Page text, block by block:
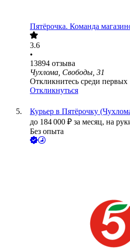
Пятёрочка. Команда
3.6
•
13894 отзыва
Чухлома, Свободы, 31
Откликнитесь среди первых
Откликнуться
Курьер в Пятёрочку
до 184 000 ₽ за месяц, на
Без опыта